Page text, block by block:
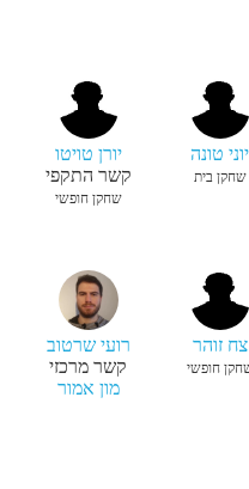
יוני טונה
שחקן בית
יורן טויטו
קשר התקפי
שחקן חופשי
צח זוהר
חופשי
רועי שרטוב
קשר מרכזי
מון אמור